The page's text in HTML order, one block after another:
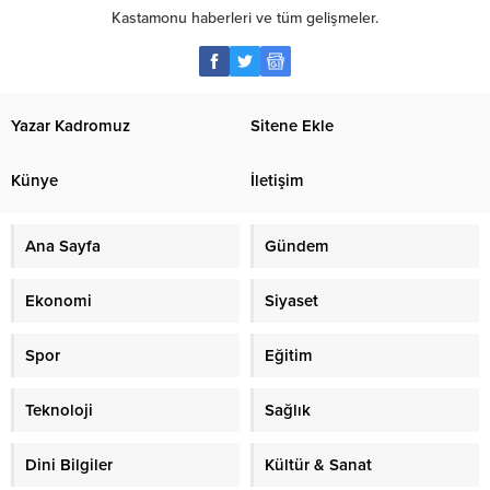
Kastamonu haberleri ve tüm gelişmeler.
Yazar Kadromuz Sitene Ekle
Künye İletişim
Ana Sayfa Gündem
Ekonomi Siyaset
Spor Eğitim
Teknoloji Sağlık
Dini Bilgiler Kültür & Sanat